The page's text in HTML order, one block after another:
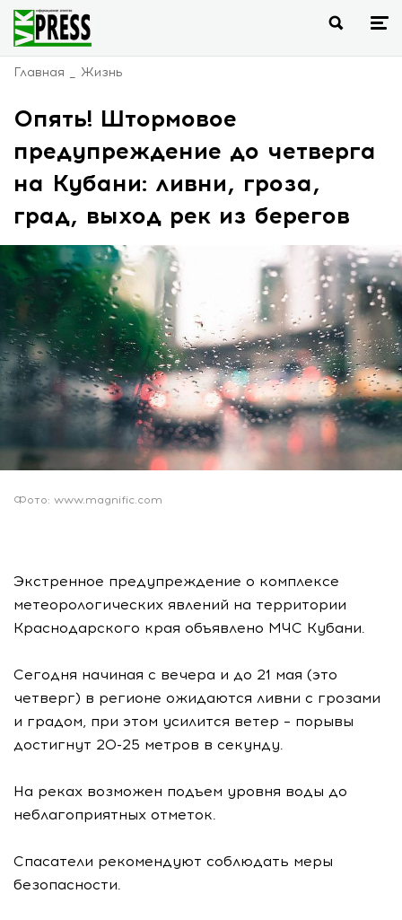
Главная Жизнь
Опять! Штормовое
предупреждение до четверга
на Кубани: ливни, гроза,
град, выход рек из берегов
Фото: www.magnific.com
Экстренное предупреждение о комплексе
метеорологических явлений на территории
Краснодарского края объявлено МЧС Кубани.
Сегодня начиная с вечера и до 21 мая (это
четверг) в регионе ожидаются ливни с грозами
и градом, при этом усилится ветер – порывы
достигнут 20-25 метров в секунду.
На реках возможен подъем уровня воды до
неблагоприятных отметок.
Спасатели рекомендуют соблюдать меры
безопасности.